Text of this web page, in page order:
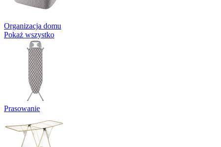
Organizacja domu
Pokaż wszystko
Prasowanie